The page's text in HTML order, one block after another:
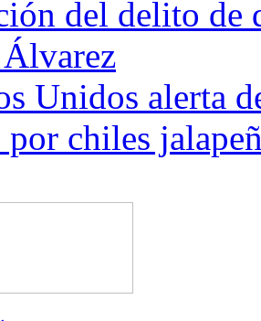
del delito de
Unidos alerta
por chiles